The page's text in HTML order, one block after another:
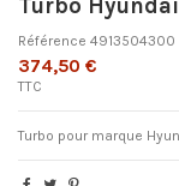
Turbo Hyundai
Référence 4913504300
374,50 €
TTC
Turbo pour marque